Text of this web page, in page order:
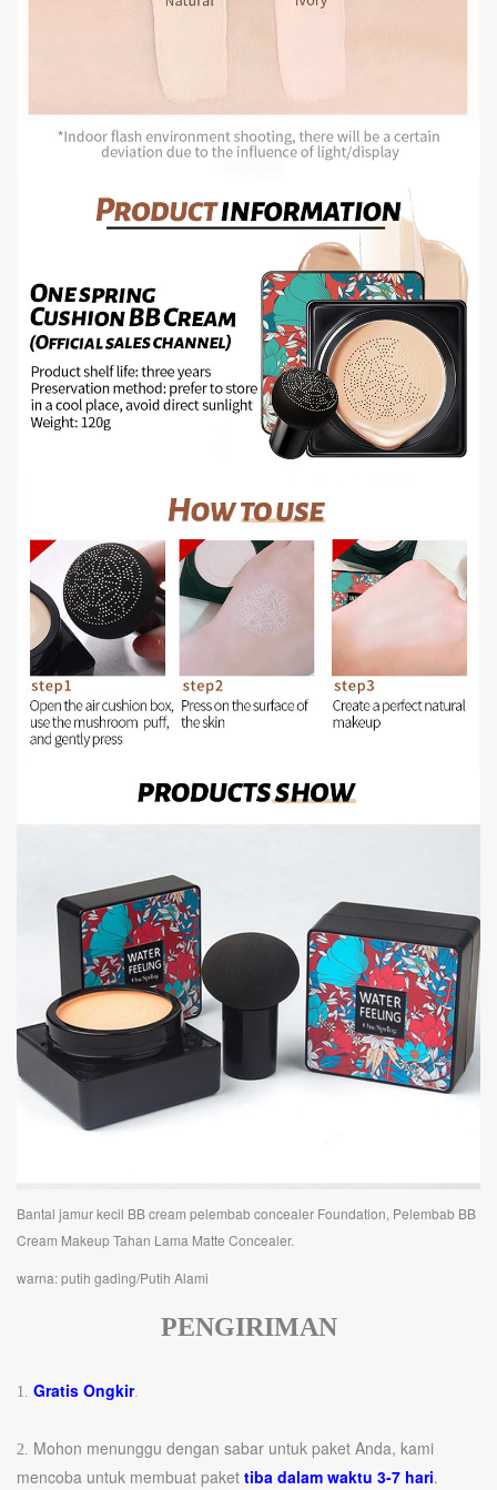
Bantal jamur kecil BB cream pelembab concealer Foundation, Pelembab BB
Cream Makeup Tahan Lama Matte Concealer.
warna: putih gading/Putih Alami
PENGIRIMAN
1. Gratis Ongkir.
2. Mohon menunggu dengan sabar untuk paket Anda, kami
mencoba untuk membuat paket tiba dalam waktu 3-7 hari.